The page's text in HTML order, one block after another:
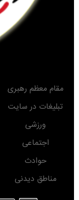
مقام معظم رهبری
تبلیغات در سایت
ورزشی
اجتماعی
حوادث
مناطق دیدنی